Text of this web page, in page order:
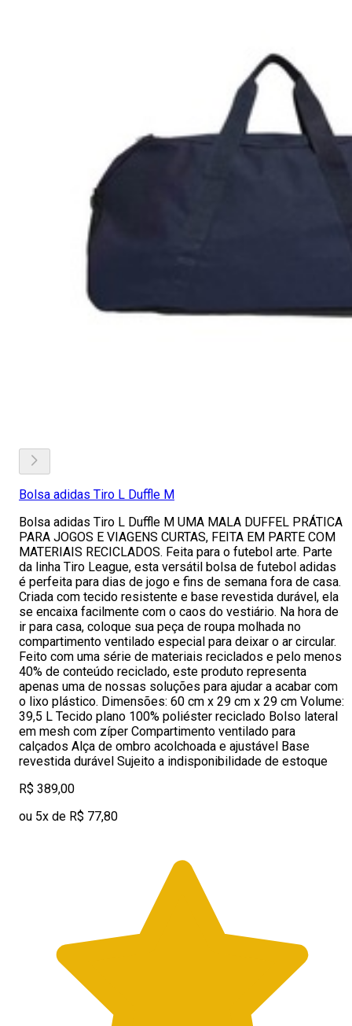
Bolsa adidas Tiro L Duffle M
Bolsa adidas Tiro L Duffle M UMA MALA DUFFEL PRÁTICA
PARA JOGOS E VIAGENS CURTAS, FEITA EM PARTE COM
MATERIAIS RECICLADOS. Feita para o futebol arte. Parte
da linha Tiro League, esta versátil bolsa de futebol adidas
é perfeita para dias de jogo e fins de semana fora de casa.
Criada com tecido resistente e base revestida durável, ela
se encaixa facilmente com o caos do vestiário. Na hora de
ir para casa, coloque sua peça de roupa molhada no
compartimento ventilado especial para deixar o ar circular.
Feito com uma série de materiais reciclados e pelo menos
40% de conteúdo reciclado, este produto representa
apenas uma de nossas soluções para ajudar a acabar com
o lixo plástico. Dimensões: 60 cm x 29 cm x 29 cm Volume:
39,5 L Tecido plano 100% poliéster reciclado Bolso lateral
em mesh com zíper Compartimento ventilado para
calçados Alça de ombro acolchoada e ajustável Base
revestida durável Sujeito a indisponibilidade de estoque
R$ 389,00
ou 5x de R$ 77,80